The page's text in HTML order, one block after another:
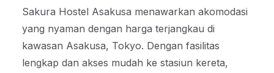
Sakura Hostel Asakusa menawarkan akomodasi
yang nyaman dengan harga terjangkau di
kawasan Asakusa, Tokyo. Dengan fasilitas
lengkap dan akses mudah ke stasiun kereta,